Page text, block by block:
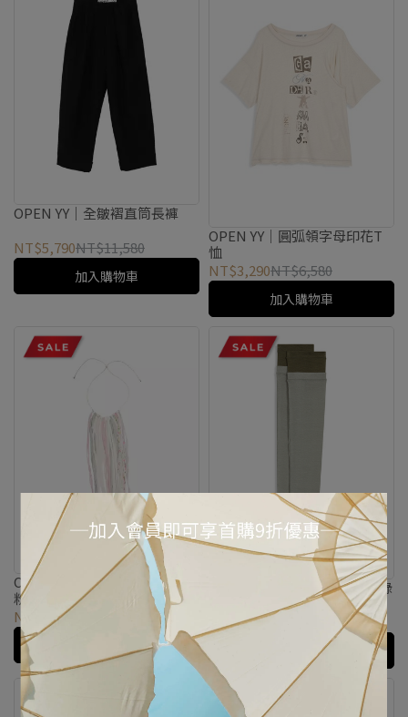
OPEN YY｜全皺褶直筒長褲
NT$5,790NT$11,580
加入購物車
OPEN YY｜圓弧領字母印花T
恤
NT$3,290NT$6,580
加入購物車
OPEN YY｜垂墜流蘇造型項鍊-
粉紅
NT$1,790
OPEN YY｜拼色高筒踩腳襪-綠
NT$1,290NT$2,580
加入購物車